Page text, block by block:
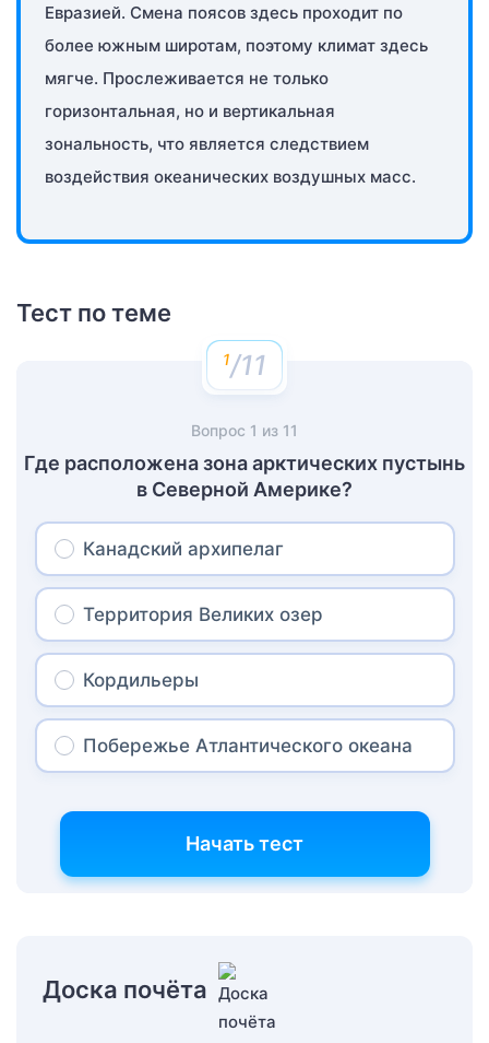
Евразией. Смена поясов здесь проходит по
более южным широтам, поэтому климат здесь
мягче. Прослеживается не только
горизонтальная, но и вертикальная
зональность, что является следствием
воздействия океанических воздушных масс.
Тест по теме
/11
Вопрос 1 из 11
Где расположена зона арктических пустынь
в Северной Америке?
Канадский архипелаг
Территория Великих озер
Кордильеры
Побережье Атлантического океана
Начать тест
Доска почёта